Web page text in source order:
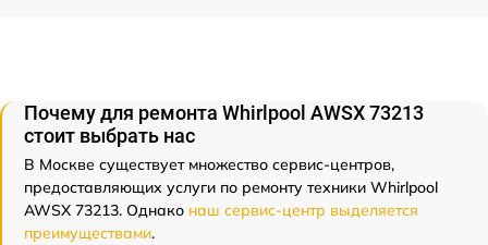
Почему для ремонта Whirlpool AWSX 73213
стоит выбрать нас
В Москве существует множество сервис-центров,
предоставляющих услуги по ремонту техники Whirlpool
AWSX 73213. Однако наш сервис-центр выделяется
преимуществами.